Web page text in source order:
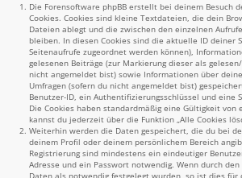
Die Forensoftware phpBB erstellt bei deinem Besuch
Cookies. Cookies sind kleine Textdateien, die dein
Dateien ablegt und die zwischen den einzelnen
bleiben. In diesen Cookies sind die aktuelle ID deiner
Seitenaufrufe zugeordnet werden können),
gelesenen Beiträge (zur Markierung dieser als
nicht angemeldet bist) sowie Informationen über
Umfragen (sofern du nicht angemeldet bist)
Benutzer-ID, ein Authentifizierungsschlüssel und eine
Die Cookies haben standardmäßig eine Gültigkeit von
kannst du jederzeit über die Funktion „Alle Cookies
Weiterhin werden die Daten gespeichert, die du bei
deinem Profil oder deinem persönlichem Bereich
Registrierung sind mindestens ein eindeutiger
Adresse und ein Passwort notwendig. Wenn durch
Daten als notwendig festgelegt wurden, so ist dies für